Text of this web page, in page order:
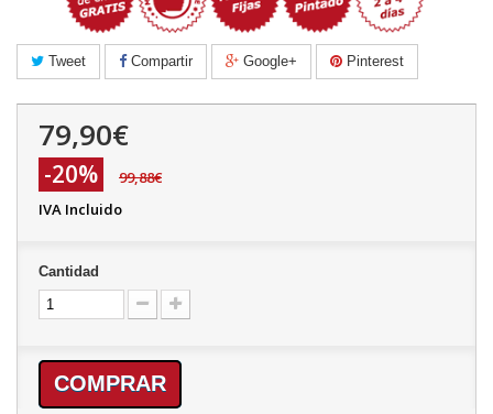
Tweet Compartir Google+ Pinterest
79,90€
-20%
99,88€
IVA Incluido
Cantidad
COMPRAR